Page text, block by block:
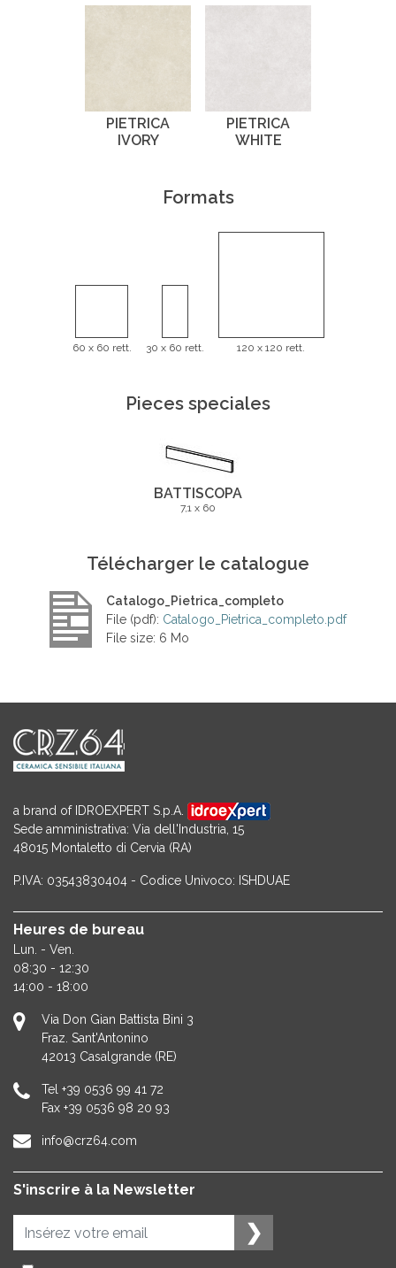
PIETRICA
IVORY
PIETRICA
WHITE
Formats
60 x 60 rett. 30 x 60 rett. 120 x 120 rett.
Pieces speciales
BATTISCOPA
7,1 x 60
Télécharger le catalogue
Catalogo_Pietrica_completo
File (pdf): Catalogo_Pietrica_completo.pdf
File size: 6 Mo
a brand of IDROEXPERT S.p.A.
Sede amministrativa: Via dell'Industria, 15
48015 Montaletto di Cervia (RA)
P.IVA: 03543830404 - Codice Univoco: ISHDUAE
Heures de bureau
Lun. - Ven.
08:30 - 12:30
14:00 - 18:00
Via Don Gian Battista Bini 3
Fraz. Sant'Antonino
42013 Casalgrande (RE)
Tel +39 0536 99 41 72
Fax +39 0536 98 20 93
info@crz64.com
S'inscrire à la Newsletter